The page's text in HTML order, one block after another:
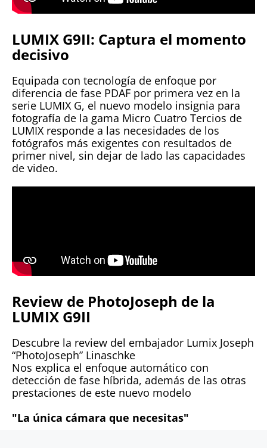
LUMIX G9II: Captura el momento
decisivo
Equipada con tecnología de enfoque por
diferencia de fase PDAF por primera vez en la
serie LUMIX G, el nuevo modelo insignia para
fotografía de la gama Micro Cuatro Tercios de
LUMIX responde a las necesidades de los
fotógrafos más exigentes con resultados de
primer nivel, sin dejar de lado las capacidades
de video.
Review de PhotoJoseph de la
LUMIX G9II
Descubre la review del embajador Lumix Joseph
“PhotoJoseph” Linaschke
Nos explica el enfoque automático con
detección de fase híbrida, además de las otras
prestaciones de este nuevo modelo
"La única cámara que necesitas"